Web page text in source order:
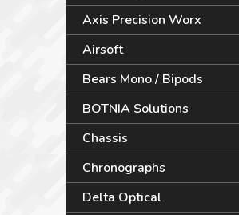
Axis Precision Worx
Airsoft
Bears Mono / Bipods
BOTNIA Solutions
Chassis
Chronographs
Delta Optical